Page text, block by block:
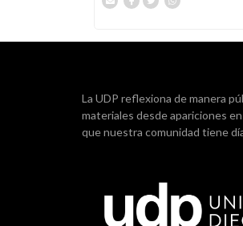
La UDP reflexiona de manera
materiales desde apariciones
que nuestra comunidad tiene